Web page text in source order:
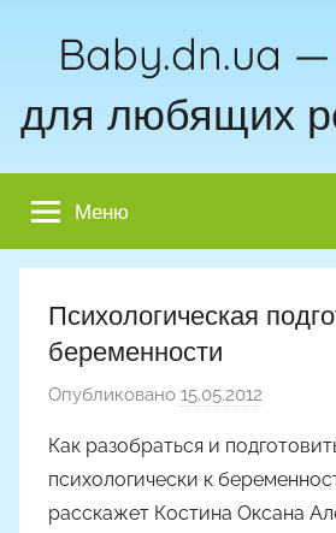
Baby.dn.ua —
для любящих
Меню
Психологическая
беременности
Опубликовано 15.05.2012
т
о
р
Как разобраться и
психологически к
расскажет Костина Оксана